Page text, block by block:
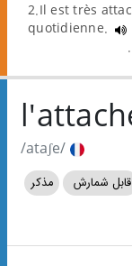
2.Il est très
quotidienne.
/ataʃe/
قابل شمارش
مذکر